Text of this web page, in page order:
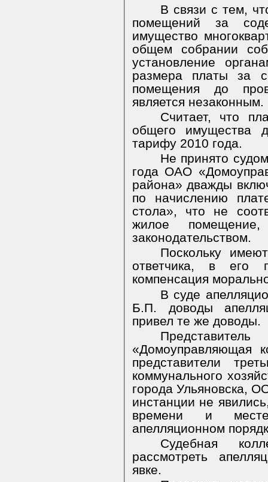
В связи с тем,
помещений за
имущество
общем собрании
установление
размера платы за
помещения до
является незаконным.
Считает, что
общего имущества
тарифу 2010 года.
Не принято
года ОАО
района» дважды
по начислению
стола», что не
жилое
законодательством.
Поскольку
ответчика, в его
компенсация
В суде
Б.П. доводы
привел те же доводы.
«Домоуправляющая
представители
коммунального
города Ульяновска,
инстанции не
времени и
апелляционном
Судебная
рассмотреть
явке.